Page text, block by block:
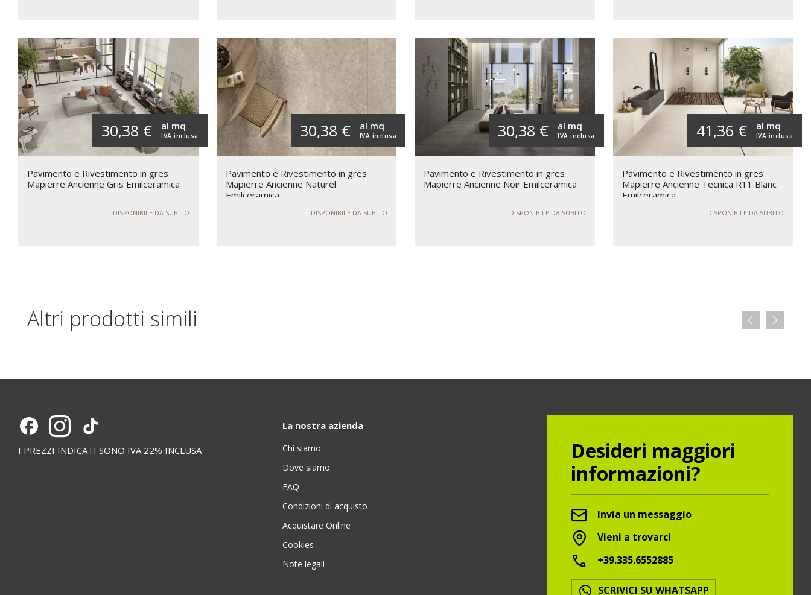
30,38 € IVA inclusa
al mq
Pavimento e Rivestimento in gres
Mapierre Ancienne Gris Emilceramica
DISPONIBILE DA SUBITO
30,38 € IVA inclusa
al mq
Pavimento e Rivestimento in gres
Mapierre Ancienne Naturel
Emilceramica
DISPONIBILE DA SUBITO
30,38 € IVA inclusa
al mq
Pavimento e Rivestimento in gres
Mapierre Ancienne Noir Emilceramica
DISPONIBILE DA SUBITO
41,36 € IVA inclusa
al mq
Pavimento e Rivestimento in gres
Mapierre Ancienne Tecnica R11 Blanc
Emilceramica
DISPONIBILE DA SUBITO
Altri prodotti simili
I PREZZI INDICATI SONO IVA 22% INCLUSA
La nostra azienda
Chi siamo
Dove siamo
FAQ
Condizioni di acquisto
Acquistare Online
Cookies
Note legali
Desideri maggiori
informazioni?
Invia un messaggio
Vieni a trovarci
+39.335.6552885
SCRIVICI SU WHATSAPP